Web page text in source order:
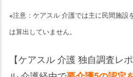
※注意：ケアスル 介護では主に民間施設
は算出していません。
【ケアスル 介護 独自調査レ